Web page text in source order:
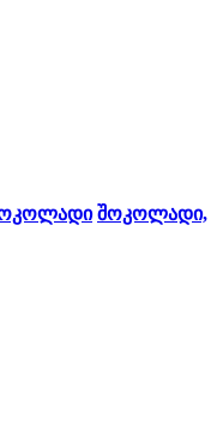
შოკოლადი,